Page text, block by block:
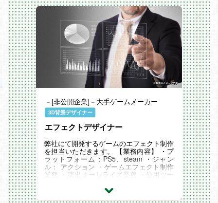
－[非公開企業]－大手ゲームメーカー
3D背景デザイナー
エフェクトデザイナー
弊社にて開発するゲームのエフェクト制作
を担当いただきます。 【業務内容】 ・プ
ラットフォーム：PS5、steam ・ジャン
ル： アクション ・ゲームエフェクト制作
業務 ・演出オーサライズ業務 ・使用ツー